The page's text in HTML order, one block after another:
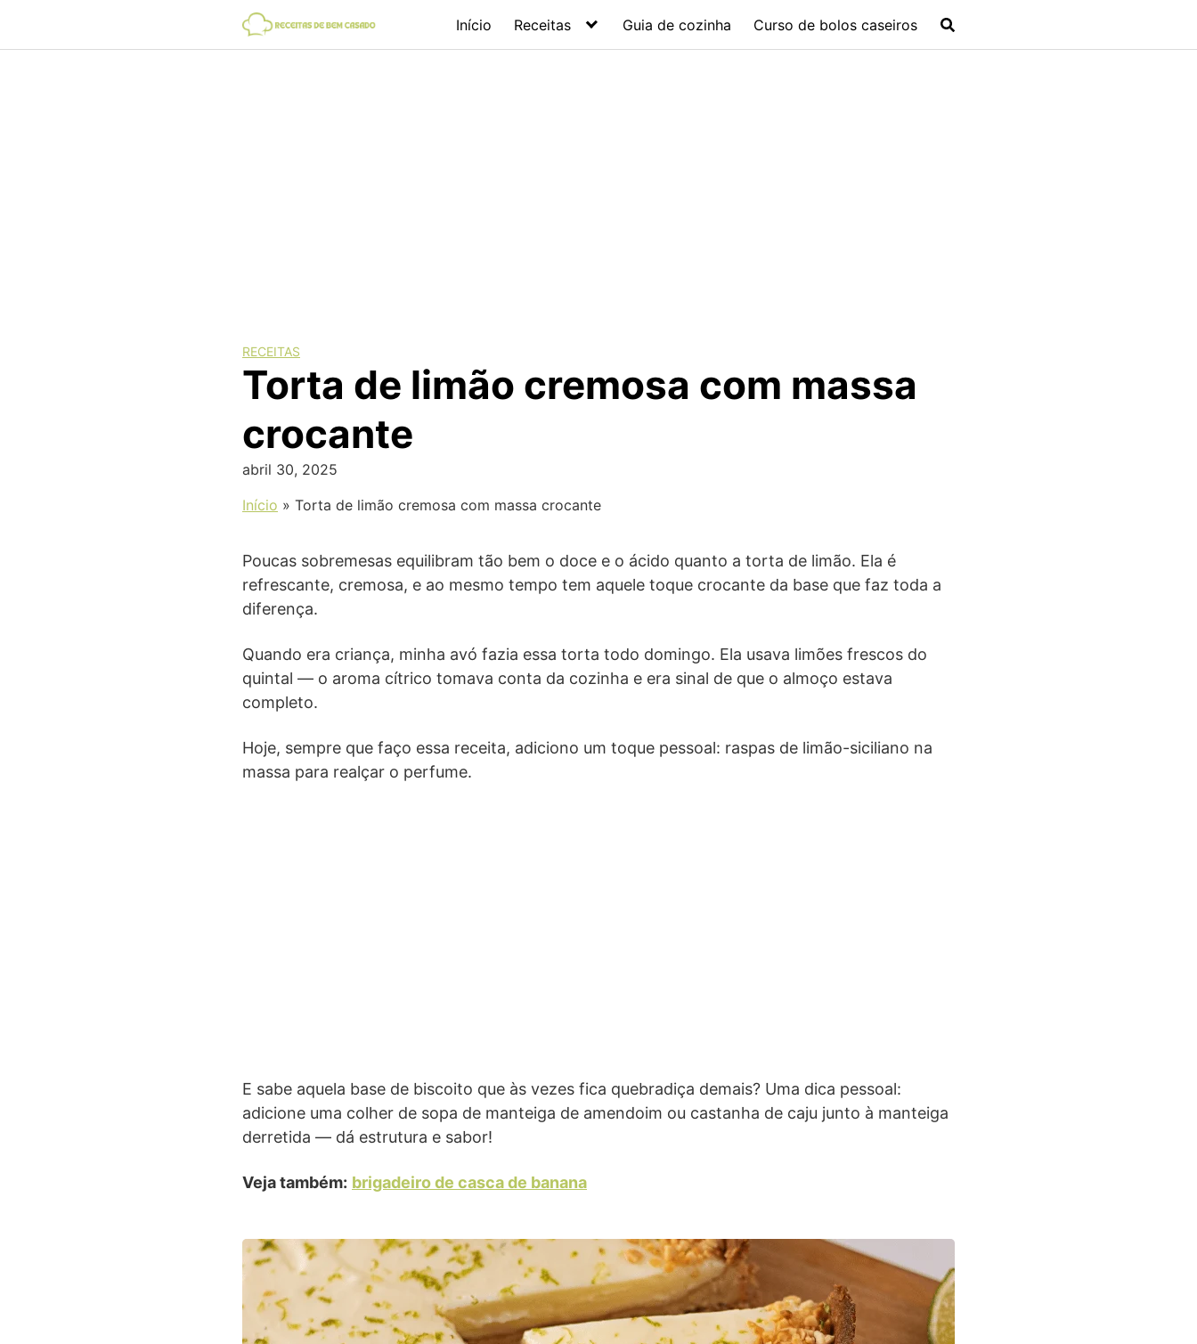
content
Início Receitas Guia de cozinha Curso de bolos caseiros
RECEITAS
Torta de limão cremosa com massa
crocante
abril 30, 2025
Início » Torta de limão cremosa com massa crocante
Poucas sobremesas equilibram tão bem o doce e o ácido quanto a torta de limão. Ela é
refrescante, cremosa, e ao mesmo tempo tem aquele toque crocante da base que faz toda a
diferença.
Quando era criança, minha avó fazia essa torta todo domingo. Ela usava limões frescos do
quintal — o aroma cítrico tomava conta da cozinha e era sinal de que o almoço estava
completo.
Hoje, sempre que faço essa receita, adiciono um toque pessoal: raspas de limão-siciliano na
massa para realçar o perfume.
E sabe aquela base de biscoito que às vezes fica quebradiça demais? Uma dica pessoal:
adicione uma colher de sopa de manteiga de amendoim ou castanha de caju junto à manteiga
derretida — dá estrutura e sabor!
Veja também: brigadeiro de casca de banana